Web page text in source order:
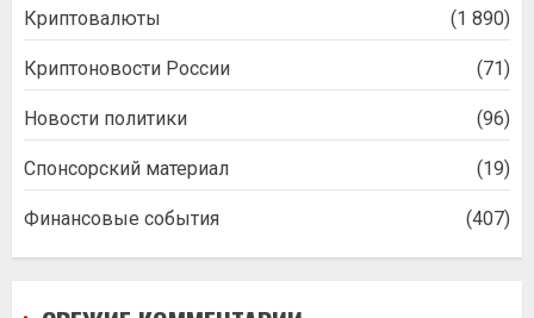
Криптовалюты (1 890)
Криптоновости России (71)
Новости политики (96)
Спонсорский материал (19)
Финансовые события (407)